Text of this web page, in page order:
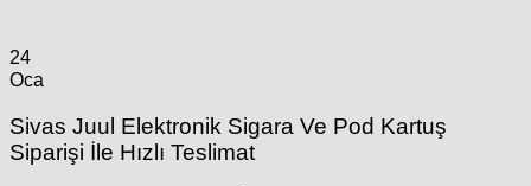
24
Oca
Sivas Juul Elektronik Sigara Ve Pod Kartuş
Siparişi İle Hızlı Teslimat